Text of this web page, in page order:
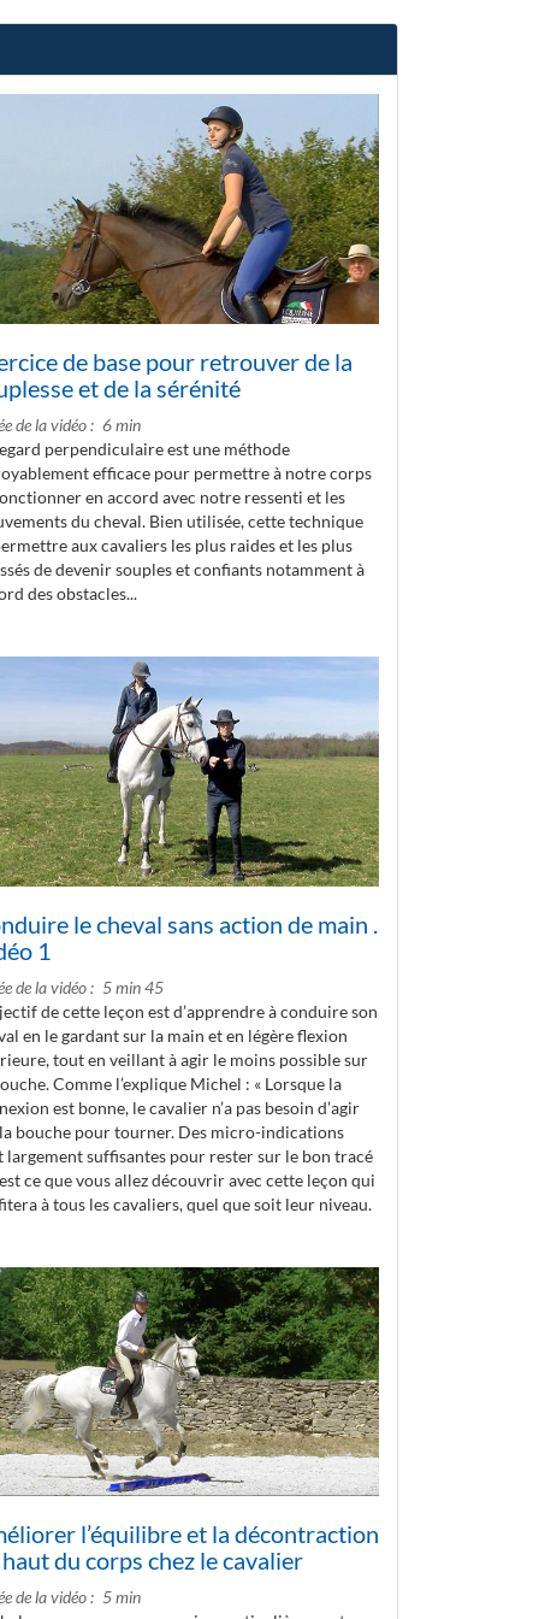
de base pour retrouver de la
et de la sérénité
de la vidéo
6 min
perpendiculaire est une méthode
efficace pour permettre à notre corps
en accord avec notre ressenti et les
du cheval. Bien utilisée, cette technique
aux cavaliers les plus raides et les plus
de devenir souples et confiants notamment à
des obstacles...
le cheval sans action de main .
1
de la vidéo
5 min 45
de cette leçon est d’apprendre à conduire son
en le gardant sur la main et en légère flexion
tout en veillant à agir le moins possible sur
Comme l’explique Michel : « Lorsque la
est bonne, le cavalier n’a pas besoin d’agir
bouche pour tourner. Des micro-indications
largement suffisantes pour rester sur le bon tracé
ce que vous allez découvrir avec cette leçon qui
à tous les cavaliers, quel que soit leur niveau.
l’équilibre et la décontraction
du corps chez le cavalier
de la vidéo
5 min